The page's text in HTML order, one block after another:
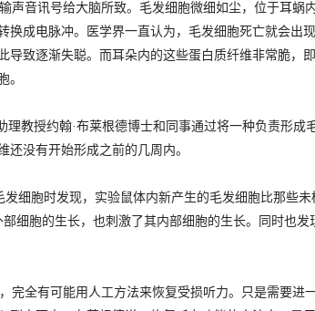
音讯号给大脑所致。毛发细胞微细如尘，位于耳蜗
换成电脉冲。医学界一直认为，毛发细胞死亡就会出
致逐渐失聪。而耳朵内的这些蛋白质纤维非常脆，
。
教授约翰·布莱根德博士和同事通过将一种负责形成
还没有开始形成之前的几周内。
细胞时发现，实验鼠体内新产生的毛发细胞比那些
细胞的生长，也刺激了其内部细胞的生长。同时也
全有可能用人工方法来恢复受损听力。只是需要进